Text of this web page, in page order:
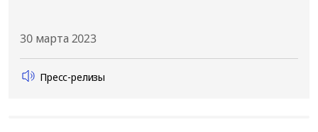
30 марта 2023
Пресс-релизы